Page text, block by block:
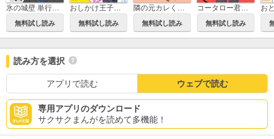
氷の城壁 単行本版【フルカラー】
無料試し読み
おしかけ王子は2度おいしい 単行本版
無料試し読み
隣の元カレくん 単行本版
無料試し読み
コータロー君は嘘つき 単行本版
無料試し読み
読み方を選択
アプリで読む ウェブで読む
専用アプリのダウンロード
サクサクまんがを読めて多機能！